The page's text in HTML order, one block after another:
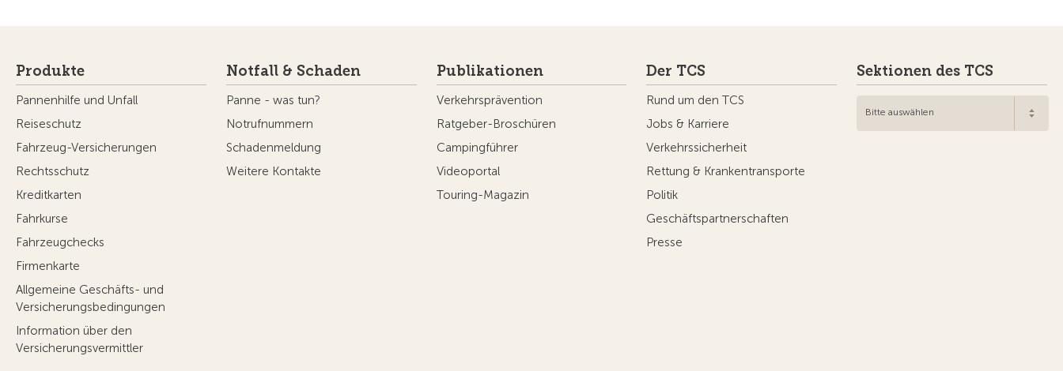
Produkte
Pannenhilfe und Unfall
Reiseschutz
Fahrzeug-Versicherungen
Rechtsschutz
Kreditkarten
Fahrkurse
Fahrzeugchecks
Firmenkarte
Allgemeine Geschäfts- und
Versicherungsbedingungen
Information über den
Versicherungsvermittler
Notfall & Schaden
Panne - was tun?
Notrufnummern
Schadenmeldung
Weitere Kontakte
Publikationen
Verkehrsprävention
Ratgeber-Broschüren
Campingführer
Videoportal
Touring-Magazin
Der TCS
Rund um den TCS
Jobs & Karriere
Verkehrssicherheit
Rettung & Krankentransporte
Politik
Geschäftspartnerschaften
Presse
Sektionen des TCS
Bitte auswählen